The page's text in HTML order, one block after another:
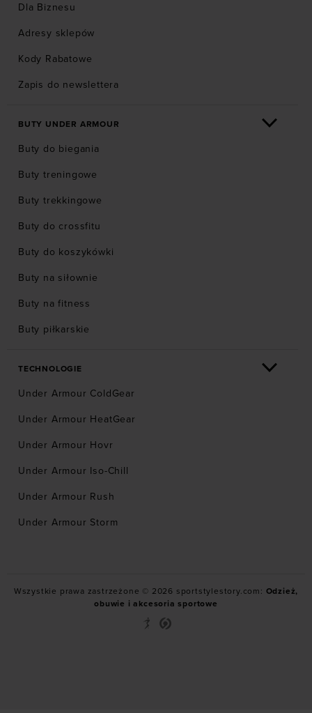
Dla Biznesu
Adresy sklepów
Kody Rabatowe
Zapis do newslettera
BUTY UNDER ARMOUR
Buty do biegania
Buty treningowe
Buty trekkingowe
Buty do crossfitu
Buty do koszykówki
Buty na siłownie
Buty na fitness
Buty piłkarskie
TECHNOLOGIE
Under Armour ColdGear
Under Armour HeatGear
Under Armour Hovr
Under Armour Iso-Chill
Under Armour Rush
Under Armour Storm
Wszystkie prawa zastrzeżone © 2026 sportstylestory.com: Odzież,
obuwie i akcesoria sportowe